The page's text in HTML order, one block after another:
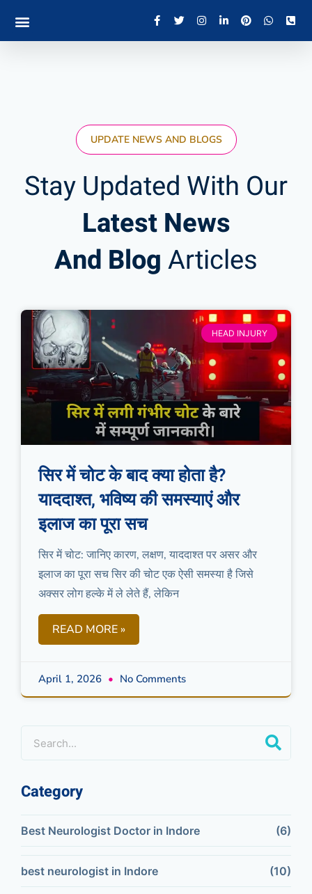
UPDATE NEWS AND BLOGS
Stay Updated With Our
Latest News
And BlogArticles
HEAD INJURY
सिर में चोट के बाद क्या होता है?
याददाश्त, भविष्य की समस्याएं और
इलाज का पूरा सच
सिर में चोट: जानिए कारण, लक्षण, याददाश्त पर असर और
इलाज का पूरा सच सिर की चोट एक ऐसी समस्या है जिसे
अक्सर लोग हल्के में ले लेते हैं, लेकिन
READ MORE »
April 1, 2026 No Comments
Category
Best Neurologist Doctor in Indore (6)
best neurologist in Indore (10)